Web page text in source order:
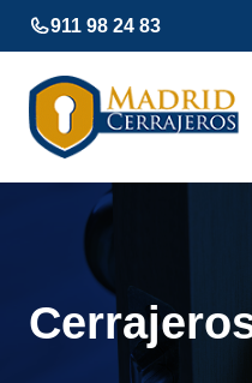
Saltar
al
contenido
911 98 24 83